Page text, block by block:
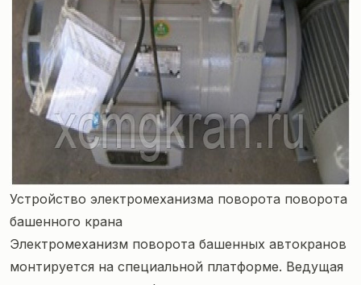
Устройство электромеханизма поворота поворота
башенного крана
Электромеханизм поворота башенных автокранов
монтируется на специальной платформе. Ведущая